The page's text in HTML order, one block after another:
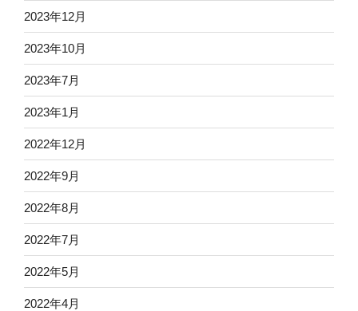
2023年12月
2023年10月
2023年7月
2023年1月
2022年12月
2022年9月
2022年8月
2022年7月
2022年5月
2022年4月